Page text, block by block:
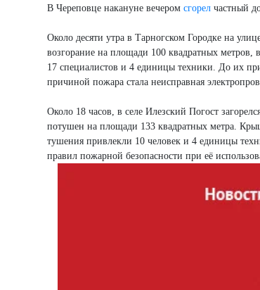
В Череповце накануне вечером сгорел частный
Около десяти утра в Тарногском Городке на
возгорание на площади 100 квадратных
17 специалистов и 4 единицы техники. До их
причиной пожара стала неисправная
Около 18 часов, в селе Илезский Погост
потушен на площади 133 квадратных метра.
тушения привлекли 10 человек и 4 единицы
правил пожарной безопасности при её